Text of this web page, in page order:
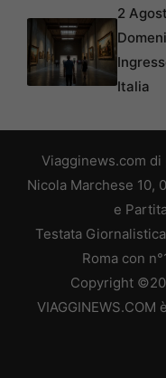
2
Italia
Viagginews.com di
Nicola Marchese 10,
e
Testata
Roma con
Copyright